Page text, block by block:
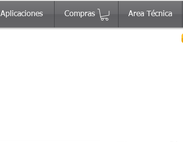
Aplicaciones Compras Area Técnica